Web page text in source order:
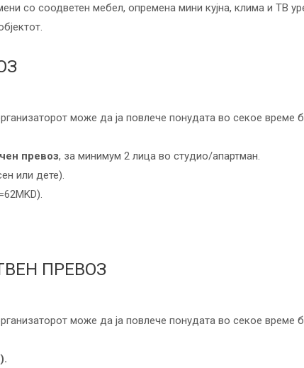
со соодветен мебел, опремена мини кујна, клима и ТВ
може да ја повлече понудата во секое време
превоз, за минимум 2 лица во студио/апартман.
или дете).
ПРЕВОЗ
може да ја повлече понудата во секое време